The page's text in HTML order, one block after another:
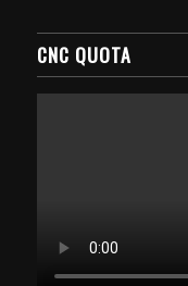
CNC QUOTA